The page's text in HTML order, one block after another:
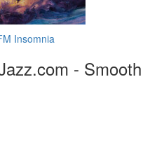
Insomnia
- Smooth